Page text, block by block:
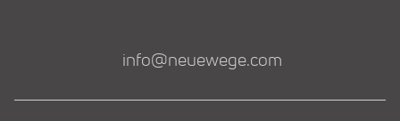
info@neuewege.com